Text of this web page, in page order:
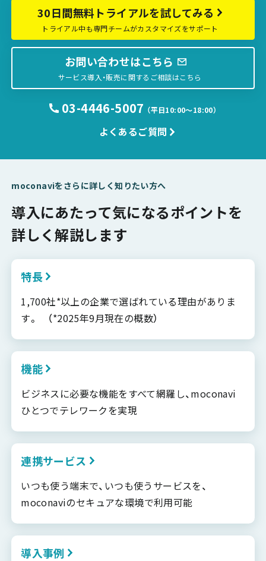
30日間無料トライアルを試してみる
トライアル中も専門チームがカスタマイズをサポート
お問い合わせはこちら
サービス導入・販売に関するご相談はこちら
03-4446-5007 （平日10:00〜18:00）
よくあるご質問
moconaviをさらに詳しく知りたい方へ
導入にあたって気になるポイントを
詳しく解説します
特長
1,700社*以上の企業で選ばれている理由がありま
す。 （*2025年9月現在の概数）
機能
ビジネスに必要な機能をすべて網羅し、moconavi
ひとつでテレワークを実現
連携サービス
いつも使う端末で、いつも使うサービスを、
moconaviのセキュアな環境で利用可能
導入事例